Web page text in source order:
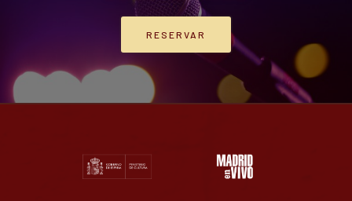
RESERVAR